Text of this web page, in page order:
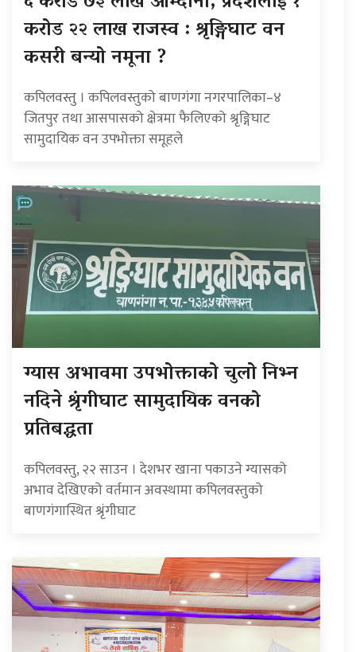
करोड २२ लाख राजस्व : श्रृङ्गिघाट वन
कसरी बन्यो नमूना ?
कपिलवस्तु । कपिलवस्तुको बाणगंगा नगरपालिका–४
जितपुर तथा आसपासको क्षेत्रमा फैलिएको श्रृङ्गिघाट
सामुदायिक वन उपभोक्ता समूहले
ग्यास अभावमा उपभोक्ताको चुलो निभ्न
नदिने श्रृंगीघाट सामुदायिक वनको
प्रतिबद्धता
कपिलवस्तु, २२ साउन । देशभर खाना पकाउने ग्यासको
अभाव देखिएको वर्तमान अवस्थामा कपिलवस्तुको
बाणगंगास्थित श्रृंगीघाट